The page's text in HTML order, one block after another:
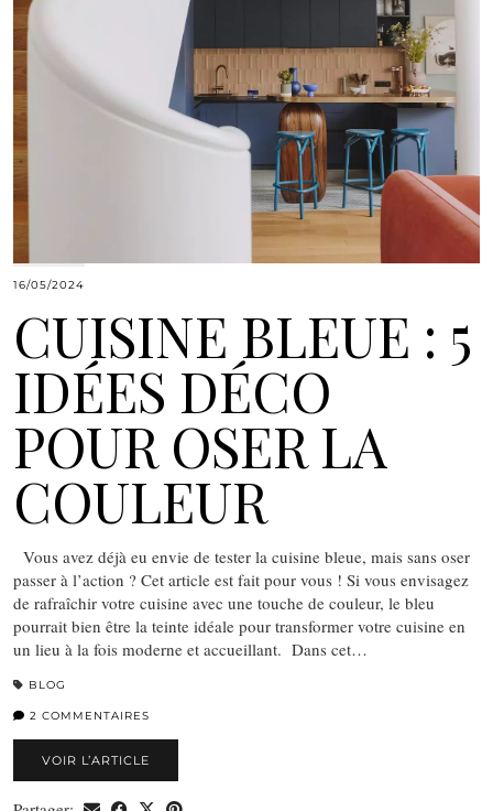
16/05/2024
CUISINE BLEUE : 5
IDÉES DÉCO
POUR OSER LA
COULEUR
Vous avez déjà eu envie de tester la cuisine bleue, mais sans oser
passer à l’action ? Cet article est fait pour vous ! Si vous envisagez
de rafraîchir votre cuisine avec une touche de couleur, le bleu
pourrait bien être la teinte idéale pour transformer votre cuisine en
un lieu à la fois moderne et accueillant. Dans cet…
BLOG
2 COMMENTAIRES
VOIR L’ARTICLE